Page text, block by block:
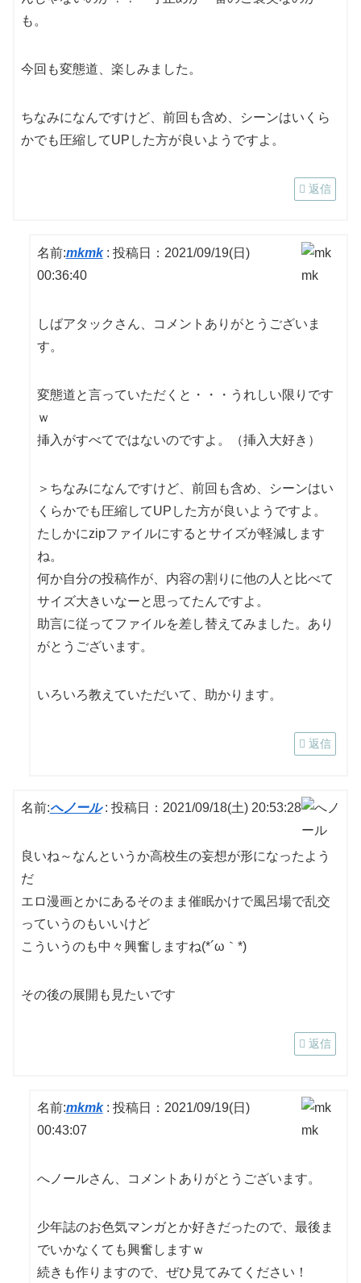
も。
今回も変態道、楽しみました。
ちなみになんですけど、前回も含め、シーンはいくら
かでも圧縮してUPした方が良いようですよ。
返信
名前:mkmk: 投稿日：2021/09/19(日)
00:36:40
しばアタックさん、コメントありがとうございま
す。
変態道と言っていただくと・・・うれしい限りです
ｗ
挿入がすべてではないのですよ。（挿入大好き）
＞ちなみになんですけど、前回も含め、シーンはい
くらかでも圧縮してUPした方が良いようですよ。
たしかにzipファイルにするとサイズが軽減します
ね。
何か自分の投稿作が、内容の割りに他の人と比べて
サイズ大きいなーと思ってたんですよ。
助言に従ってファイルを差し替えてみました。あり
がとうございます。
いろいろ教えていただいて、助かります。
返信
名前:へノール: 投稿日：2021/09/18(土) 20:53:28
良いね～なんというか高校生の妄想が形になったよう
だ
エロ漫画とかにあるそのまま催眠かけで風呂場で乱交
っていうのもいいけど
こういうのも中々興奮しますね(*´ω｀*)
その後の展開も見たいです
返信
名前:mkmk: 投稿日：2021/09/19(日)
00:43:07
へノールさん、コメントありがとうございます。
少年誌のお色気マンガとか好きだったので、最後ま
でいかなくても興奮しますｗ
続きも作りますので、ぜひ見てみてください！